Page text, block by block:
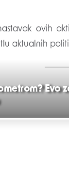
ovih
aktualnih
Evo